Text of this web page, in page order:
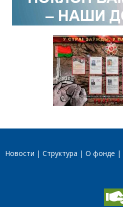
Новости Структура О фонде